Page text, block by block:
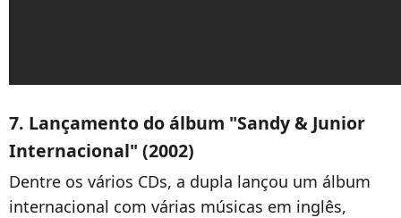
7. Lançamento do álbum "Sandy & Junior
Internacional" (2002)
Dentre os vários CDs, a dupla lançou um álbum
internacional com várias músicas em inglês,